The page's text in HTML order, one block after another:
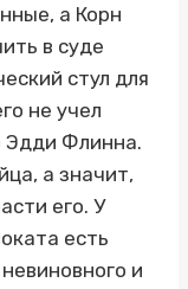
а Корн
в суде
стул для
не учел
Эдди Флинна.
а значит,
его. У
есть
и